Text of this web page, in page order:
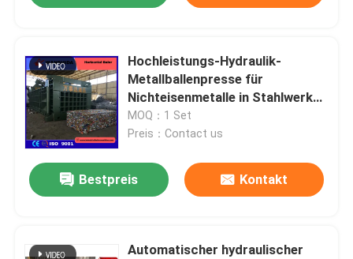
Hochleistungs-Hydraulik-
Metallballenpresse für
Nichteisenmetalle in Stahlwerken
und Gießereien
MOQ：1 Set
Preis：Contact us
Bestpreis Kontakt
Automatischer hydraulischer